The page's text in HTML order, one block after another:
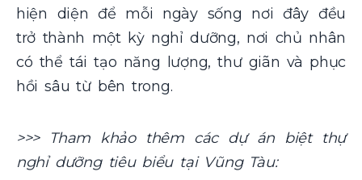
hiện diện để mỗi ngày sống nơi đây đều
trở thành một kỳ nghỉ dưỡng, nơi chủ nhân
có thể tái tạo năng lượng, thư giãn và phục
hồi sâu từ bên trong.
>>> Tham khảo thêm các dự án biệt thự
nghỉ dưỡng tiêu biểu tại Vũng Tàu: